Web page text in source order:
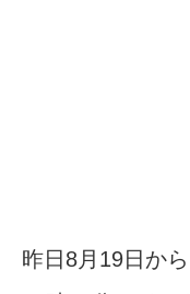
昨日8月19日か